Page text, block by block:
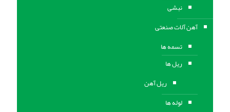
نبشی
آهن آلات صنعتی
تسمه ها
ریل ها
ریل آهن
لوله ها